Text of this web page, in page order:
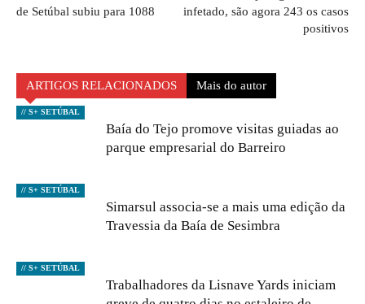
de Setúbal subiu para 1088
infetado, são agora 243 os casos
positivos
ARTIGOS RELACIONADOS Mais do autor
// S+ SETÚBAL
Baía do Tejo promove visitas guiadas ao
parque empresarial do Barreiro
// S+ SETÚBAL
Simarsul associa-se a mais uma edição da
Travessia da Baía de Sesimbra
// S+ SETÚBAL
Trabalhadores da Lisnave Yards iniciam